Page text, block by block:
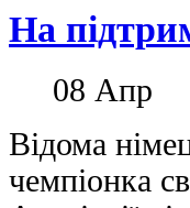
На
08 Апр
Відома
чемпіонка